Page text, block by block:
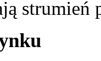
strumień